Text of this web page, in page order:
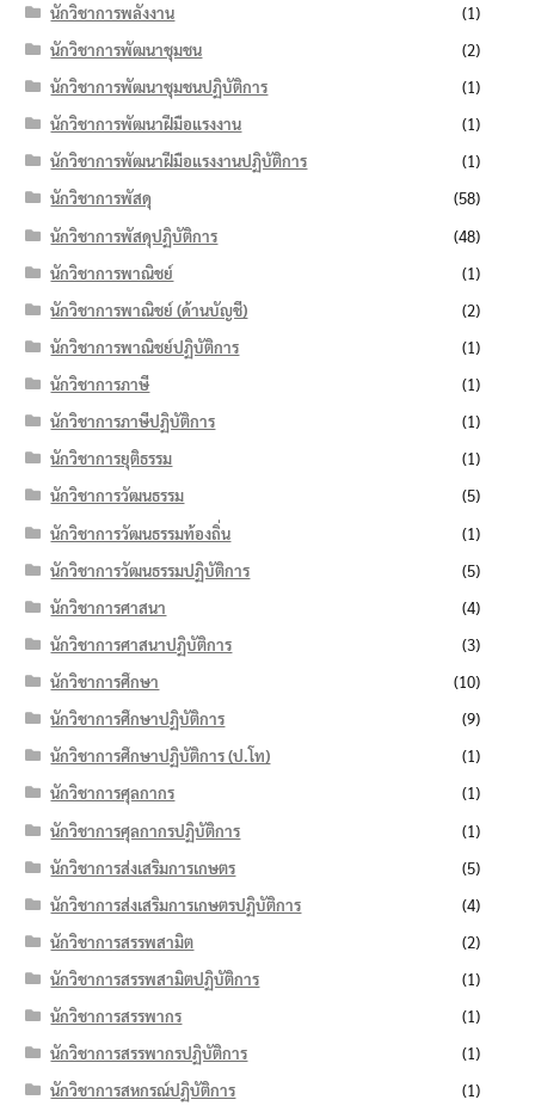
นักวิชาการพลังงาน
(1)
นักวิชาการพัฒนาชุมชน
(2)
นักวิชาการพัฒนาชุมชนปฏิบัติการ
(1)
นักวิชาการพัฒนาฝีมือแรงงาน
(1)
นักวิชาการพัฒนาฝีมือแรงงานปฏิบัติการ
(1)
นักวิชาการพัสดุ
(58)
นักวิชาการพัสดุปฏิบัติการ
(48)
นักวิชาการพาณิชย์
(1)
นักวิชาการพาณิชย์ (ด้านบัญชี)
(2)
นักวิชาการพาณิชย์ปฏิบัติการ
(1)
นักวิชาการภาษี
(1)
นักวิชาการภาษีปฏิบัติการ
(1)
นักวิชาการยุติธรรม
(1)
นักวิชาการวัฒนธรรม
(5)
นักวิชาการวัฒนธรรมท้องถิ่น
(1)
นักวิชาการวัฒนธรรมปฏิบัติการ
(5)
นักวิชาการศาสนา
(4)
นักวิชาการศาสนาปฏิบัติการ
(3)
นักวิชาการศึกษา
(10)
นักวิชาการศึกษาปฏิบัติการ
(9)
นักวิชาการศึกษาปฏิบัติการ (ป.โท)
(1)
นักวิชาการศุลกากร
(1)
นักวิชาการศุลกากรปฏิบัติการ
(1)
นักวิชาการส่งเสริมการเกษตร
(5)
นักวิชาการส่งเสริมการเกษตรปฏิบัติการ
(4)
นักวิชาการสรรพสามิต
(2)
นักวิชาการสรรพสามิตปฏิบัติการ
(1)
นักวิชาการสรรพากร
(1)
นักวิชาการสรรพากรปฏิบัติการ
(1)
นักวิชาการสหกรณ์ปฏิบัติการ
(1)